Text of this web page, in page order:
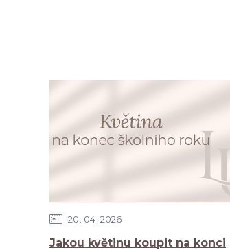
20 04 2026
Jakou květinu koupit na konci